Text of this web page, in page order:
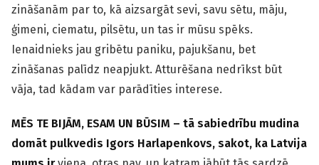
zināšanām par to, kā aizsargāt sevi, savu sētu, māju,
ģimeni, ciematu, pilsētu, un tas ir mūsu spēks.
Ienaidnieks jau gribētu paniku, pajukšanu, bet
zināšanas palīdz neapjukt. Atturēšana nedrīkst būt
vāja, tad kādam var parādīties interese.
MĒS TE BIJĀM, ESAM UN BŪSIM – tā sabiedrību mudina
domāt pulkvedis Igors Harlapenkovs, sakot, ka Latvija